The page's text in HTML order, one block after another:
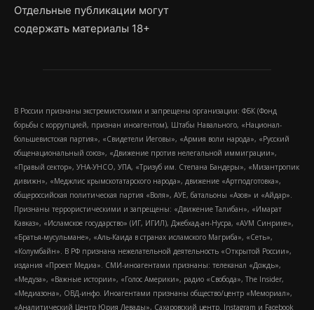
Отдельные публикации могут
содержать материалы 18+
В России признаны экстремистскими и запрещены организации: ФБК (Фонд
борьбы с коррупцией, признан иноагентом), Штабы Навального, «Национал-
большевистская партия», «Свидетели Иеговы», «Армия воли народа», «Русский
общенациональный союз», «Движение против нелегальной иммиграции»,
«Правый сектор», УНА-УНСО, УПА, «Тризуб им. Степана Бандеры», «Мизантропик
дивижн», «Меджлис крымскотатарского народа», движение «Артподготовка»,
общероссийская политическая партия «Воля», АУЕ, батальоны «Азов» и «Айдар».
Признаны террористическими и запрещены: «Движение Талибан», «Имарат
Кавказ», «Исламское государство» (ИГ, ИГИЛ), Джебхад-ан-Нусра, «АУМ Синрике»,
«Братья-мусульмане», «Аль-Каида в странах исламского Магриба», «Сеть»,
«Колумбайн». В РФ признана нежелательной деятельность «Открытой России»,
издания «Проект Медиа». СМИ-иноагентами признаны: телеканал «Дождь»,
«Медуза», «Важные истории», «Голос Америки», радио «Свобода», The Insider,
«Медиазона», ОВД-инфо. Иноагентами признаны общество/центр «Мемориал»,
«Аналитический Центр Юрия Левады», Сахаровский центр. Instagram и Facebook